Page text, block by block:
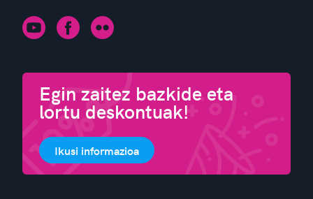
Egin zaitez bazkide eta
lortu deskontuak!
Ikusi informazioa